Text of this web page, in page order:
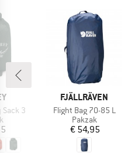
3
MERK
FJÄLLRÄVEN
Artikel
Flight Bag 70-85 L
Productgroep
Pakzak
Prijs
€ 54,95